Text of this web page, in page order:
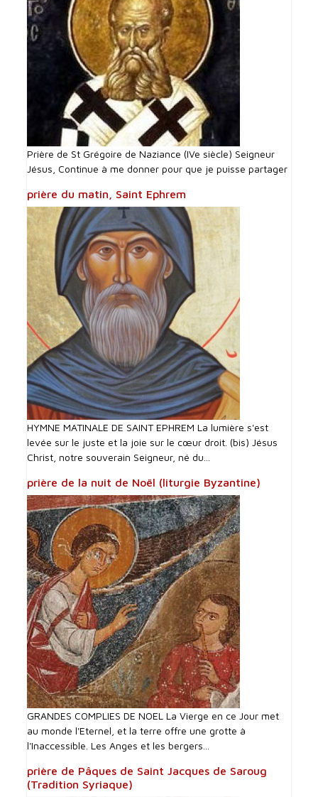
Prière de St Grégoire de Naziance (IVe siècle) Seigneur
Jésus, Continue à me donner pour que je puisse partager
prière du matin, Saint Ephrem
HYMNE MATINALE DE SAINT EPHREM La lumière s'est
levée sur le juste et la joie sur le cœur droit. (bis) Jésus
Christ, notre souverain Seigneur, né du...
prière de la nuit de Noël (liturgie Byzantine)
GRANDES COMPLIES DE NOEL La Vierge en ce Jour met
au monde l'Eternel, et la terre offre une grotte à
l'Inaccessible. Les Anges et les bergers...
prière de Pâques de Saint Jacques de Saroug
(Tradition Syriaque)